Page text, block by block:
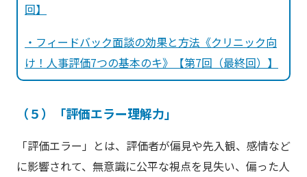
回】
・フィードバック面談の効果と方法《クリニック向
け！人事評価7つの基本のキ》【第7回（最終回）】
（５）「評価エラー理解力」
「評価エラー」とは、評価者が偏見や先入観、感情など
に影響されて、無意識に公平な視点を見失い、偏った人